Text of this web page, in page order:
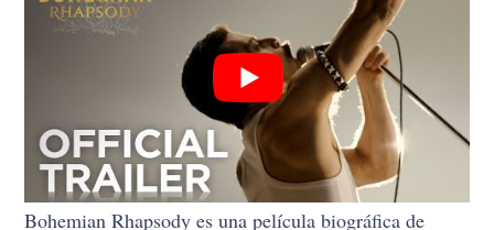
Bohemian Rhapsody es una película biográfica de